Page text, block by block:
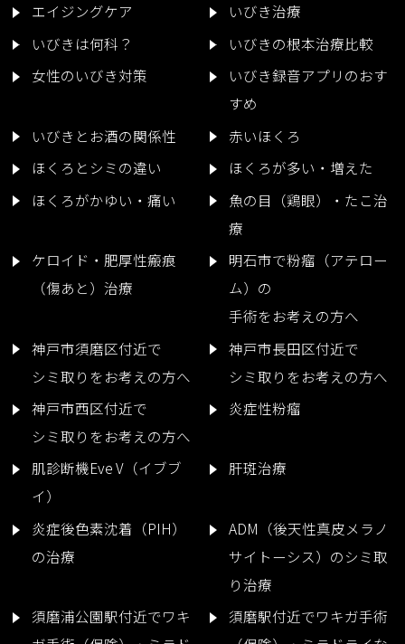
エイジングケア
いびき治療
いびきは何科？
いびきの根本治療比較
女性のいびき対策
いびき録音アプリのおす
すめ
いびきとお酒の関係性
赤いほくろ
ほくろとシミの違い
ほくろが多い・増えた
ほくろがかゆい・痛い
魚の目（鶏眼）・たこ治
療
ケロイド・肥厚性瘢痕
（傷あと）治療
明石市で粉瘤（アテロー
ム）の
手術をお考えの方へ
神戸市須磨区付近で
シミ取りをお考えの方へ
神戸市長田区付近で
シミ取りをお考えの方へ
神戸市西区付近で
シミ取りをお考えの方へ
炎症性粉瘤
肌診断機Eve V（イブブ
イ）
肝斑治療
炎症後色素沈着（PIH）
の治療
ADM（後天性真皮メラノ
サイトーシス）のシミ取
り治療
須磨浦公園駅付近でワキ
須磨駅付近でワキガ手術